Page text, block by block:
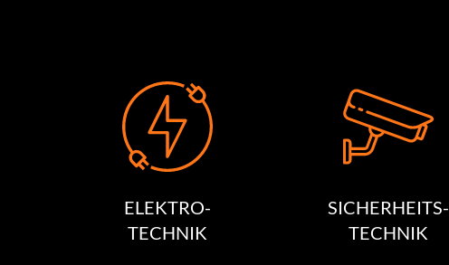
ELEKTRO-
TECHNIK
SICHERHEITS-
TECHNIK